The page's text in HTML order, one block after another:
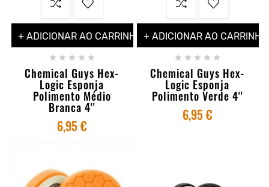
+ ADICIONAR AO CARRINHO
    
Chemical Guys Hex-
Logic Esponja
Polimento Médio
Branca 4''
6,95 €
+ ADICIONAR AO CARRINHO
    
Chemical Guys Hex-
Logic Esponja
Polimento Verde 4''
6,95 €